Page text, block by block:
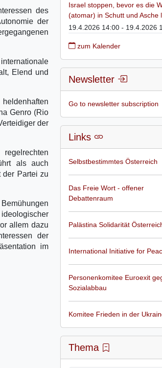
des
der
Elend und
Genro (Rio
der
als auch
der Partei zu
allem dazu
der
im
Israel stoppen, bevor es die
(atomar) in Schutt und Asche
19.4.2026 14:00 - 19.4.2026
zum Kalender
Newsletter
Go to newsletter subscription
Links
Selbstbestimmtes Österreich
Das Freie Wort - offener
Debattenraum
Palästina Solidarität
International Initiative for
Personenkomitee Euroexit
Sozialabbau
Komitee Frieden in der
Thema